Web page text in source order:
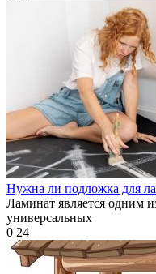
Нужна ли подложка для
Ламинат является одним
универсальных
0 24